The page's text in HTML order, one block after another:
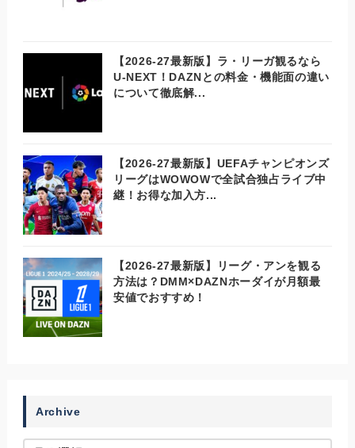
【2026-27最新版】ラ・リーガ観るなら
U-NEXT！DAZNとの料金・機能面の違い
について徹底解...
【2026-27最新版】UEFAチャンピオンズ
リーグはWOWOWで全試合独占ライブ中
継！お得な加入方...
【2026-27最新版】リーグ・アンを観る
方法は？DMM×DAZNホーダイが月額最
安値でおすすめ！
Archive